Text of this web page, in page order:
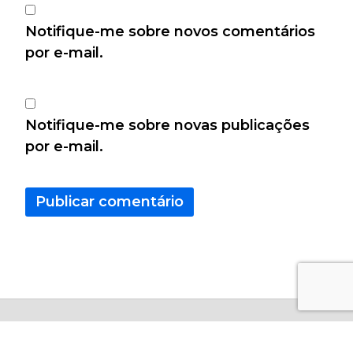
Notifique-me sobre novos comentários
por e-mail.
Notifique-me sobre novas publicações
por e-mail.